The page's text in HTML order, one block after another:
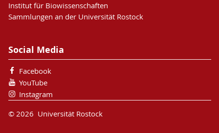
Institut für Biowissenschaften
Sammlungen an der Universität Rostock
Social Media
Facebook
YouTube
Instagram
© 2026 Universität Rostock